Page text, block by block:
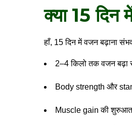
क्या 15
हाँ, 15 दिन में वजन बढ़ाना
2–4 किलो तक वजन
Body strength और
Muscle gain की